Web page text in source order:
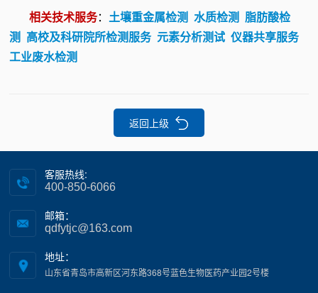
相关技术服务：土壤重金属检测 水质检测 脂肪酸检
测 高校及科研院所检测服务 元素分析测试 仪器共享服务
工业废水检测
返回上级
客服热线:
400-850-6066
邮箱：
qdfytjc@163.com
地址：
山东省青岛市高新区河东路368号蓝色生物医药产业园2号楼